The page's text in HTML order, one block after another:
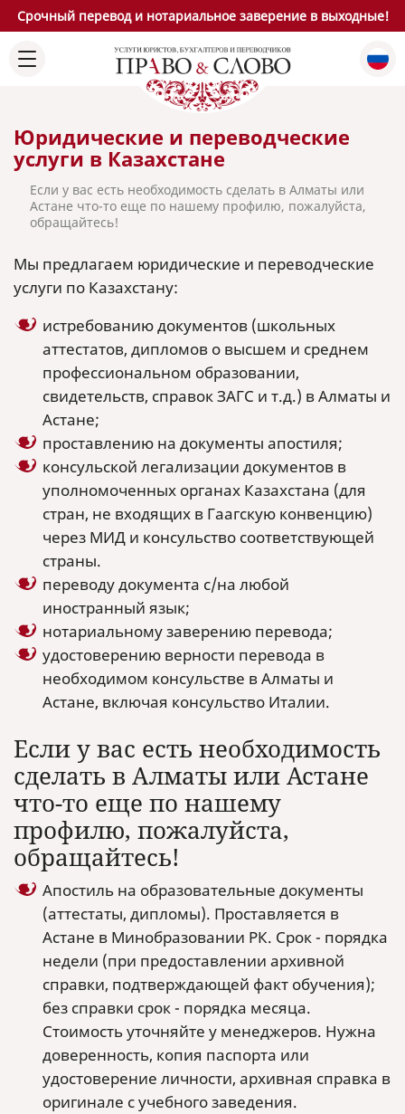
Срочный перевод и нотариальное заверение в выходные!
Юридические и переводческие
услуги в Казахстане
Если у вас есть необходимость сделать в Алматы или
Астане что-то еще по нашему профилю, пожалуйста,
обращайтесь!
Мы предлагаем юридические и переводческие
услуги по Казахстану:
истребованию документов (школьных
аттестатов, дипломов о высшем и среднем
профессиональном образовании,
свидетельств, справок ЗАГС и т.д.) в Алматы и
Астане;
проставлению на документы апостиля;
консульской легализации документов в
уполномоченных органах Казахстана (для
стран, не входящих в Гаагскую конвенцию)
через МИД и консульство соответствующей
страны.
переводу документа с/на любой
иностранный язык;
нотариальному заверению перевода;
удостоверению верности перевода в
необходимом консульстве в Алматы и
Астане, включая консульство Италии.
Если у вас есть необходимость
сделать в Алматы или Астане
что-то еще по нашему
профилю, пожалуйста,
обращайтесь!
Апостиль на образовательные документы
(аттестаты, дипломы). Проставляется в
Астане в Минобразовании РК. Срок - порядка
недели (при предоставлении архивной
справки, подтверждающей факт обучения);
без справки срок - порядка месяца.
Стоимость уточняйте у менеджеров. Нужна
доверенность, копия паспорта или
удостоверение личности, архивная справка в
оригинале с учебного заведения.